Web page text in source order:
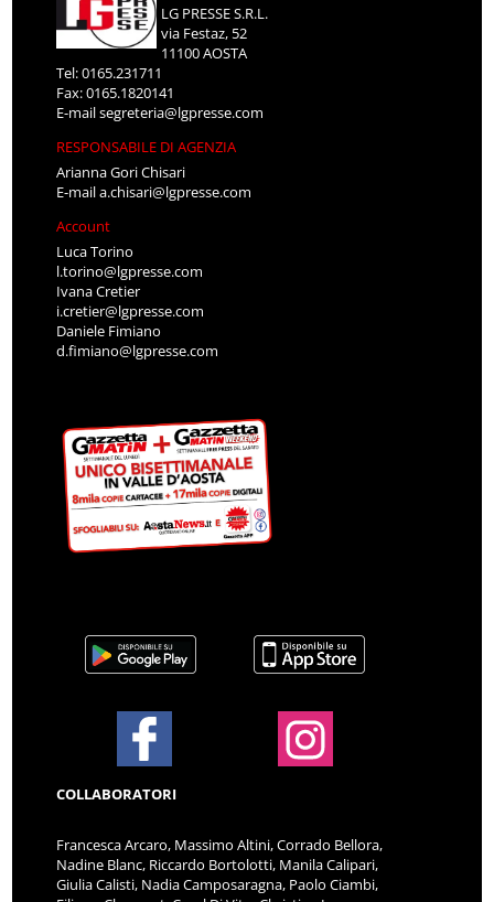
LG PRESSE S.R.L.
via Festaz, 52
11100 AOSTA
Tel: 0165.231711
Fax: 0165.1820141
E-mailsegreteria@lgpresse.com
RESPONSABILE DI AGENZIA
Arianna Gori Chisari
E-maila.chisari@lgpresse.com
Account
Luca Torino
l.torino@lgpresse.com
Ivana Cretier
i.cretier@lgpresse.com
Daniele Fimiano
d.fimiano@lgpresse.com
COLLABORATORI
Francesca Arcaro, Massimo Altini, Corrado Bellora,
Nadine Blanc, Riccardo Bortolotti, Manila Calipari,
Giulia Calisti, Nadia Camposaragna, Paolo Ciambi,